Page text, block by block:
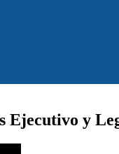
Ejecutivo y